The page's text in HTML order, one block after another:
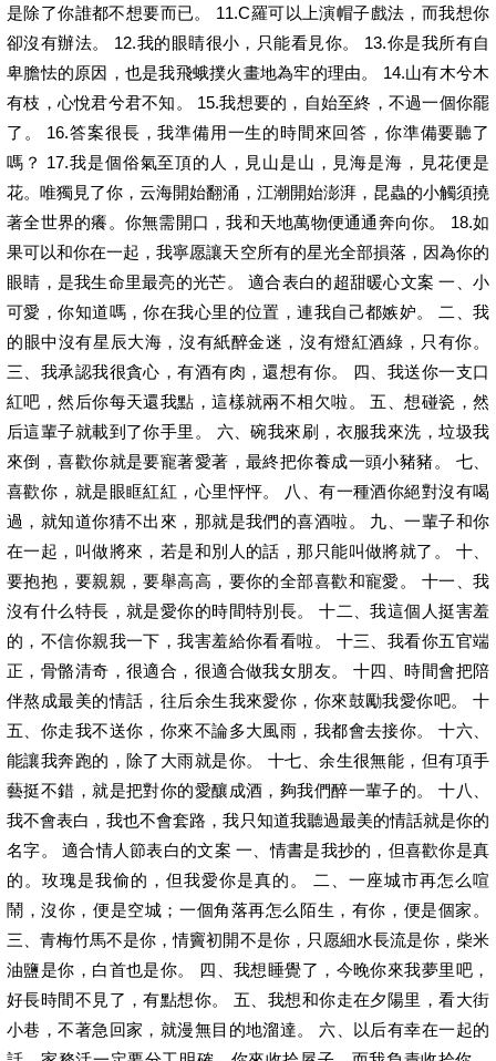
是除了你誰都不想要而已。 11.C羅可以上演帽子戲法，而我想你
卻沒有辦法。 12.我的眼睛很小，只能看見你。 13.你是我所有自
卑膽怯的原因，也是我飛蛾撲火畫地為牢的理由。 14.山有木兮木
有枝，心悅君兮君不知。 15.我想要的，自始至終，不過一個你罷
了。 16.答案很長，我準備用一生的時間來回答，你準備要聽了
嗎？ 17.我是個俗氣至頂的人，見山是山，見海是海，見花便是
花。唯獨見了你，云海開始翻涌，江潮開始澎湃，昆蟲的小觸須撓
著全世界的癢。你無需開口，我和天地萬物便通通奔向你。 18.如
果可以和你在一起，我寧愿讓天空所有的星光全部損落，因為你的
眼睛，是我生命里最亮的光芒。 適合表白的超甜暖心文案 一、小
可愛，你知道嗎，你在我心里的位置，連我自己都嫉妒。 二、我
的眼中沒有星辰大海，沒有紙醉金迷，沒有燈紅酒綠，只有你。
三、我承認我很貪心，有酒有肉，還想有你。 四、我送你一支口
紅吧，然后你每天還我點，這樣就兩不相欠啦。 五、想碰瓷，然
后這輩子就載到了你手里。 六、碗我來刷，衣服我來洗，垃圾我
來倒，喜歡你就是要寵著愛著，最終把你養成一頭小豬豬。 七、
喜歡你，就是眼眶紅紅，心里怦怦。 八、有一種酒你絕對沒有喝
過，就知道你猜不出來，那就是我們的喜酒啦。 九、一輩子和你
在一起，叫做將來，若是和別人的話，那只能叫做將就了。 十、
要抱抱，要親親，要舉高高，要你的全部喜歡和寵愛。 十一、我
沒有什么特長，就是愛你的時間特別長。 十二、我這個人挺害羞
的，不信你親我一下，我害羞給你看看啦。 十三、我看你五官端
正，骨骼清奇，很適合，很適合做我女朋友。 十四、時間會把陪
伴熬成最美的情話，往后余生我來愛你，你來鼓勵我愛你吧。 十
五、你走我不送你，你來不論多大風雨，我都會去接你。 十六、
能讓我奔跑的，除了大雨就是你。 十七、余生很無能，但有項手
藝挺不錯，就是把對你的愛釀成酒，夠我們醉一輩子的。 十八、
我不會表白，我也不會套路，我只知道我聽過最美的情話就是你的
名字。 適合情人節表白的文案 一、情書是我抄的，但喜歡你是真
的。玫瑰是我偷的，但我愛你是真的。 二、一座城市再怎么喧
鬧，沒你，便是空城；一個角落再怎么陌生，有你，便是個家。
三、青梅竹馬不是你，情竇初開不是你，只愿細水長流是你，柴米
油鹽是你，白首也是你。 四、我想睡覺了，今晚你來我夢里吧，
好長時間不見了，有點想你。 五、我想和你走在夕陽里，看大街
小巷，不著急回家，就漫無目的地溜達。 六、以后有幸在一起的